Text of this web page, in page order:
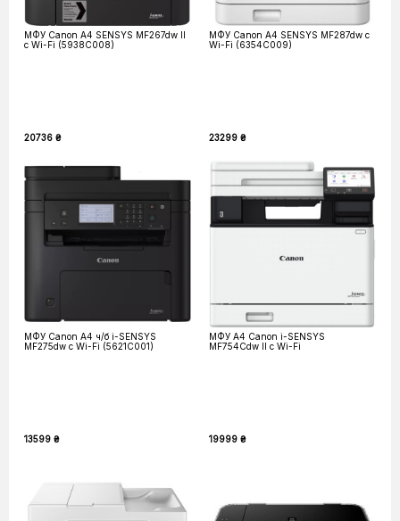
МФУ Canon А4 SENSYS MF267dw II
с Wi-Fi (5938C008)
20736 ₴
МФУ Canon А4 SENSYS MF287dw с
Wi-Fi (6354C009)
23299 ₴
МФУ Canon А4 ч/б i-SENSYS
MF275dw с Wi-Fi (5621C001)
13599 ₴
МФУ А4 Canon i-SENSYS
MF754Cdw II с Wi-Fi
19999 ₴